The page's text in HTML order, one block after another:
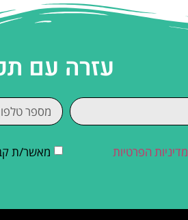
עזרה עם
מדיניות הפרטיות מאשר/ת